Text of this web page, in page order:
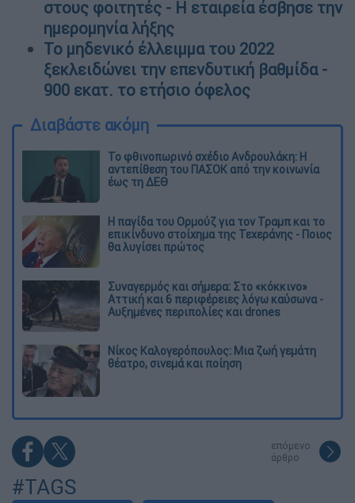
στους φοιτητές - Η εταιρεία έσβησε την
ημερομηνία λήξης
Το μηδενικό έλλειμμα του 2022
ξεκλειδώνει την επενδυτική βαθμίδα -
900 εκατ. το ετήσιο όφελος
Διαβάστε ακόμη
Το φθινοπωρινό σχέδιο Ανδρουλάκη: Η
αντεπίθεση του ΠΑΣΟΚ από την κοινωνία
έως τη ΔΕΘ
Η παγίδα του Ορμούζ για τον Τραμπ και το
επικίνδυνο στοίχημα της Τεχεράνης - Ποιος
θα λυγίσει πρώτος
Συναγερμός και σήμερα: Στο «κόκκινο»
Αττική και 6 περιφέρειες λόγω καύσωνα -
Αυξημένες περιπολίες και drones
Νίκος Καλογερόπουλος: Μια ζωή γεμάτη
θέατρο, σινεμά και ποίηση
επόμενο
άρθρο
#TAGS